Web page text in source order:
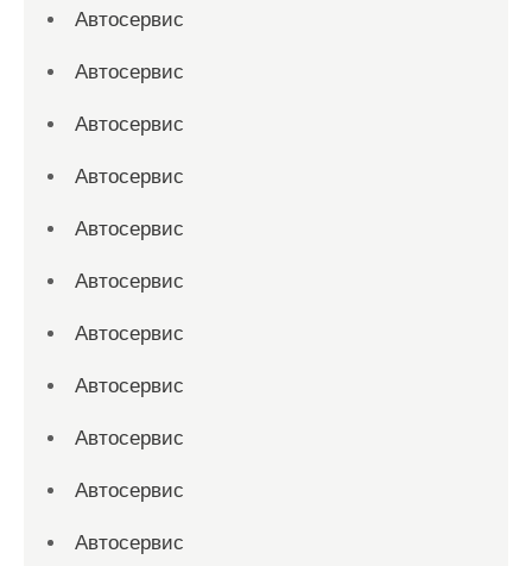
Автосервис
Автосервис
Автосервис
Автосервис
Автосервис
Автосервис
Автосервис
Автосервис
Автосервис
Автосервис
Автосервис